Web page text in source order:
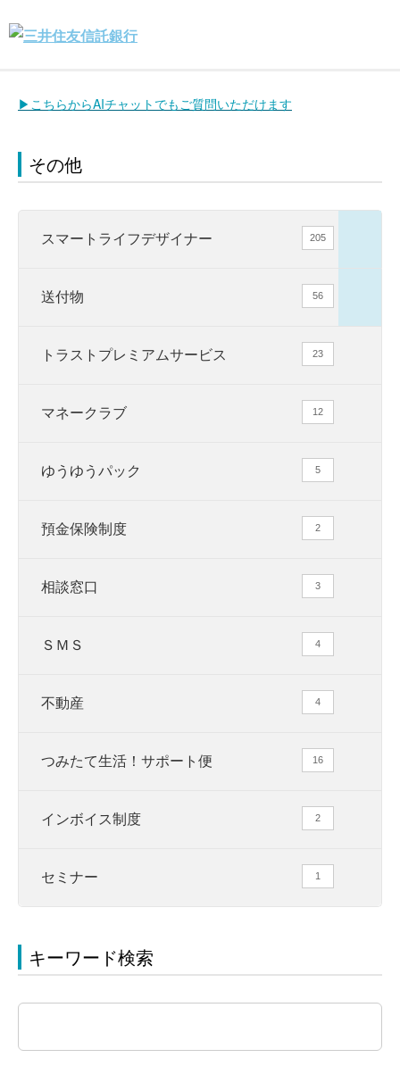
▶こちらからAIチャットでもご質問いただけます
その他
スマートライフデザイナー 205
送付物 56
トラストプレミアムサービス 23
マネークラブ 12
ゆうゆうパック 5
預金保険制度 2
相談窓口 3
ＳＭＳ 4
不動産 4
つみたて生活！サポート便 16
インボイス制度 2
セミナー 1
キーワード検索